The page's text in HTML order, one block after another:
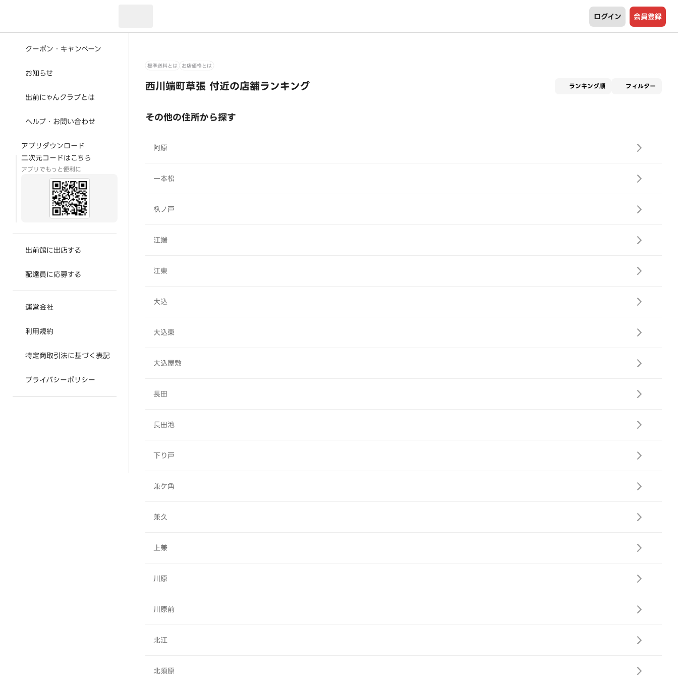
ログイン 会員登録
クーポン・キャンペーン
お知らせ
出前にゃんクラブとは
ヘルプ・お問い合わせ
アプリダウンロード
二次元コードはこちら
アプリでもっと便利に
出前館に出店する
配達員に応募する
運営会社
利用規約
特定商取引法に基づく表記
プライバシーポリシー
標準送料とは お店価格とは
西川端町草張 付近の店舗ランキング ランキング順 フィルター
その他の住所から探す
阿原
一本松
杁ノ戸
江端
江東
大込
大込東
大込屋敷
長田
長田池
下り戸
兼ケ角
兼久
上兼
川原
川原前
北江
北須原